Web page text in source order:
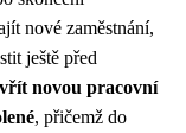
nové zaměstnání,
ještě před
novou pracovní
, přičemž do